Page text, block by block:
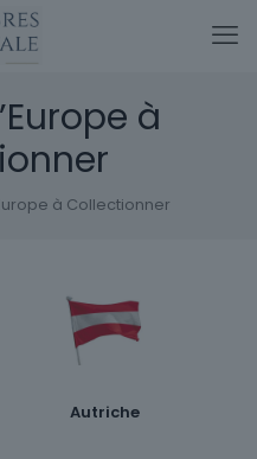
à
à Collectionner
Autriche